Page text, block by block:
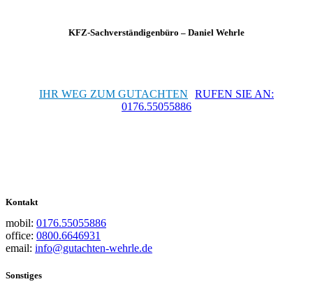
KFZ-Sachverständigenbüro – Daniel Wehrle
IHR WEG ZUM GUTACHTEN
RUFEN SIE AN:
0176.55055886
Kontakt
mobil: 0176.55055886
office: 0800.6646931
email: info@gutachten-wehrle.de
Sonstiges